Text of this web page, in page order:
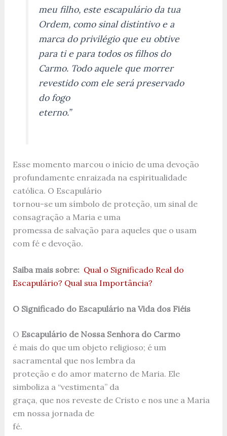
meu filho, este escapulário da tua
Ordem, como sinal distintivo e a
marca do privilégio que eu obtive
para ti e para todos os filhos do
Carmo. Todo aquele que morrer
revestido com ele será preservado
do fogo
eterno.”
Esse momento marcou o início de uma devoção
profundamente enraizada na espiritualidade
católica. O Escapulário
tornou-se um símbolo de proteção, um sinal de
consagração a Maria e uma
promessa de salvação para aqueles que o usam
com fé e devoção.
Saiba mais sobre: Qual o Significado Real do
Escapulário? Qual sua Importância?
O Significado do Escapulário na Vida dos Fiéis
O Escapulário de Nossa Senhora do Carmo
é mais do que um objeto religioso; é um
sacramental que nos lembra da
proteção e do amor materno de Maria. Ele
simboliza a “vestimenta” da
graça, que nos reveste de Cristo e nos une a Maria
em nossa jornada de
fé.